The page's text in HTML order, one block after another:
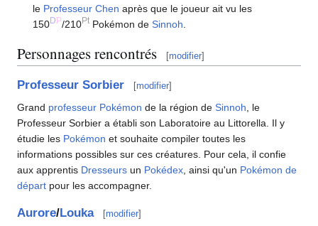
le Professeur Chen après que le joueur ait vu les
150D P/210Pt Pokémon deSinnoh
Personnages rencontrés [modifier]
Professeur Sorbier [modifier]
Grand professeur Pokémon de la région de Sinnoh , le
Professeur Sorbier a établi son Laboratoire au Littorella. Il y
étudie les Pokémon et souhaite compiler toutes les
informations possibles sur ces créatures. Pour cela, il confie
aux apprentis Dresseurs un Pokédex , ainsi qu'un Pokémon de
départ pour les accompagner.
Aurore/Louka [modifier]